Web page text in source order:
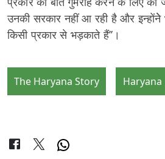
उनकी सरकार नहीं आ रही है और
किसी प्रकार से भड़काते हैं’’।
The Haryana Story Haryana